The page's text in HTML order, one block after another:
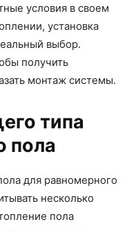
условия в своем
установка
выбор.
получить
монтаж системы.
типа
пола
для равномерного
несколько
пола